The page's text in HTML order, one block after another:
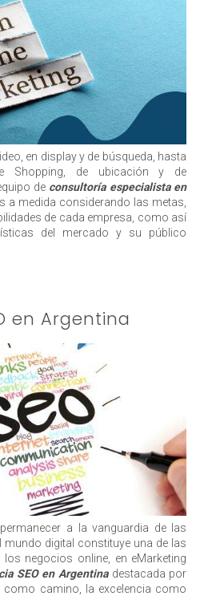
en display y de búsqueda, hasta
Shopping, de ubicación y de
de consultoría especialista en
a medida considerando las metas,
de cada empresa, como así
del mercado y su público
en Argentina
a la vanguardia de las
mundo digital constituye una de las
negocios online, en eMarketing
SEO en Argentina destacada por
como camino, la excelencia como